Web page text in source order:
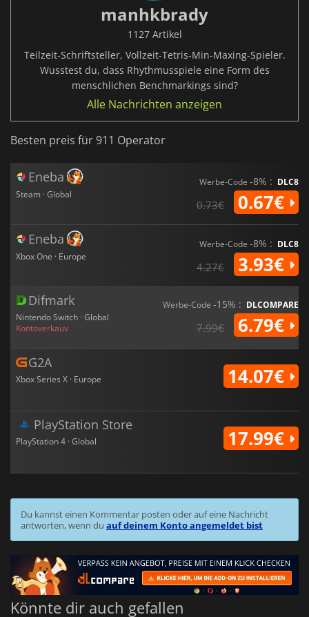
manhkbrady
1127 Artikel
Teilzeit-Schriftsteller, Vollzeit-Tetris-Min-Maxing-Spieler.
Wusstest du, dass Rhythmusspiele eine Form des
menschlichen Benchmarkings sind?
Alle Nachrichten anzeigen
Besten preis für 911 Operator
Eneba
Steam · Global
Werbe-Code -8% : DLC8
0.73€ 0.67€
Eneba
Xbox One · Europe
Werbe-Code -8% : DLC8
4.27€ 3.93€
Difmark
Nintendo Switch · Global
Kontoverkauv
Werbe-Code -15% : DLCOMPARE
7.99€ 6.79€
G2A
Xbox Series X · Europe 14.07€
PlayStation Store
PlayStation 4 · Global 17.99€
Du kannst einen Kommentar posten oder auf eine Nachricht
antworten, wenn du auf deinem Konto angemeldet bist
Könnte dir auch gefallen